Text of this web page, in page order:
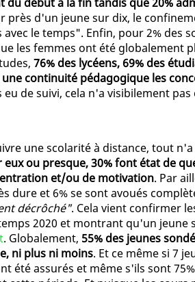
près d'un jeune sur dix, le
le temps". Enfin, pour 2% des
les femmes ont été globalement
76% des lycéens, 69% des
continuité pédagogique les
de suivi, cela n'a visibilement
une scolarité à distance, tout
ou presque, 30% font état de
et/ou de motivation. Par
dure et 6% se sont avoués
décrôché". Cela vient confirmer
2020 et montrant qu'un jeune
. Globalement, 55% des jeunes
ni plus ni moins. Et ce même si 7
été assurés et même s'ils sont